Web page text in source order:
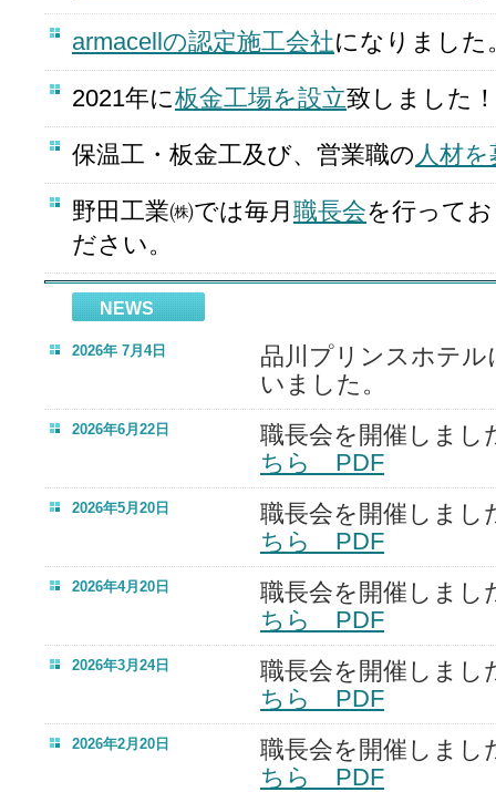
armacellの認定施工会社になりました
2021年に板金工場を設立致しました！
保温工・板金工及び、営業職の 人材
野田工業㈱では毎月 職長会を行って
ださい。
NEWS
2026年 7月4日
品川プリンスホテル
いました。
2026年6月22日
職長会を開催しまし
ちら PDF
2026年5月20日
職長会を開催しまし
ちら PDF
2026年4月20日
職長会を開催しまし
ちら PDF
2026年3月24日
職長会を開催しまし
ちら PDF
2026年2月20日
職長会を開催しまし
ちら PDF